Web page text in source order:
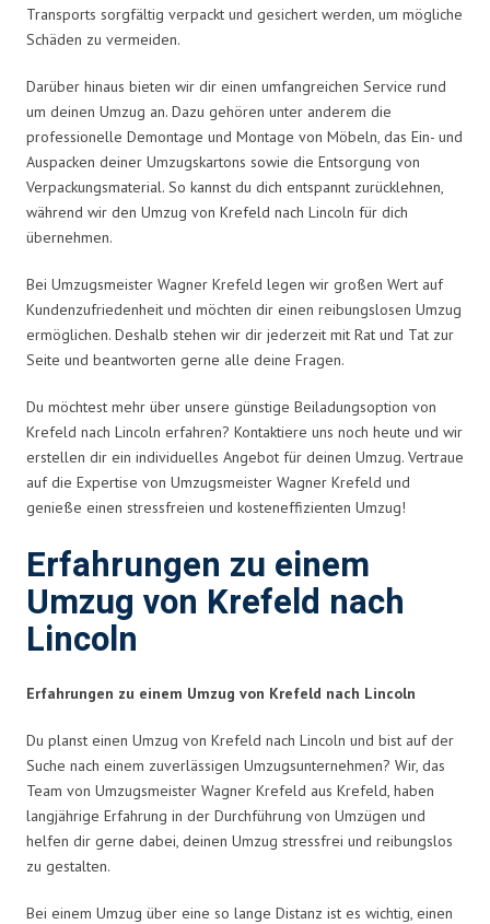
Transports sorgfältig verpackt und gesichert werden, um mögliche
Schäden zu vermeiden.
Darüber hinaus bieten wir dir einen umfangreichen Service rund
um deinen Umzug an. Dazu gehören unter anderem die
professionelle Demontage und Montage von Möbeln, das Ein- und
Auspacken deiner Umzugskartons sowie die Entsorgung von
Verpackungsmaterial. So kannst du dich entspannt zurücklehnen,
während wir den Umzug von Krefeld nach Lincoln für dich
übernehmen.
Bei Umzugsmeister Wagner Krefeld legen wir großen Wert auf
Kundenzufriedenheit und möchten dir einen reibungslosen Umzug
ermöglichen. Deshalb stehen wir dir jederzeit mit Rat und Tat zur
Seite und beantworten gerne alle deine Fragen.
Du möchtest mehr über unsere günstige Beiladungsoption von
Krefeld nach Lincoln erfahren? Kontaktiere uns noch heute und wir
erstellen dir ein individuelles Angebot für deinen Umzug. Vertraue
auf die Expertise von Umzugsmeister Wagner Krefeld und
genieße einen stressfreien und kosteneffizienten Umzug!
Erfahrungen zu einem
Umzug von Krefeld nach
Lincoln
Erfahrungen zu einem Umzug von Krefeld nach Lincoln
Du planst einen Umzug von Krefeld nach Lincoln und bist auf der
Suche nach einem zuverlässigen Umzugsunternehmen? Wir, das
Team von Umzugsmeister Wagner Krefeld aus Krefeld, haben
langjährige Erfahrung in der Durchführung von Umzügen und
helfen dir gerne dabei, deinen Umzug stressfrei und reibungslos
zu gestalten.
Bei einem Umzug über eine so lange Distanz ist es wichtig, einen